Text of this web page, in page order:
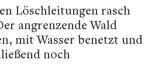
Löschleitungen rasch
angrenzende Wald
mit Wasser benetzt und
noch